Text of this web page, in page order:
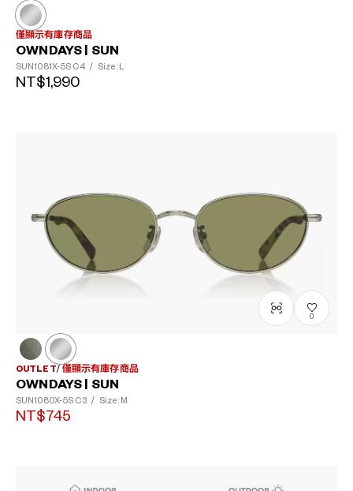
僅顯示有庫存商品
OWNDAYS | SUN
SUN1081X-5S C4 / Size: L
NT$1,990
0
OUTLET 僅顯示有庫存商品
OWNDAYS | SUN
SUN1080X-5S C3 / Size: M
NT$745